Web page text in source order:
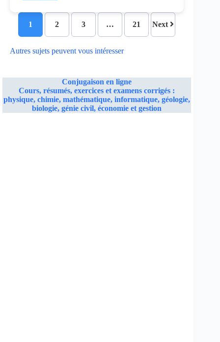
1 2 3 … 21 Next
Autres sujets peuvent vous intéresser
Conjugaison en ligne
Cours, résumés, exercices et examens corrigés :
physique, chimie, mathématique, informatique, géologie,
biologie, génie civil, économie et gestion